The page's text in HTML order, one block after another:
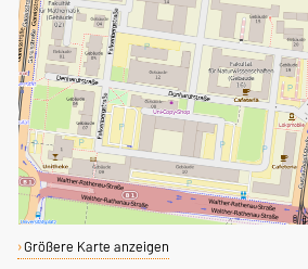
Größere Karte anzeigen